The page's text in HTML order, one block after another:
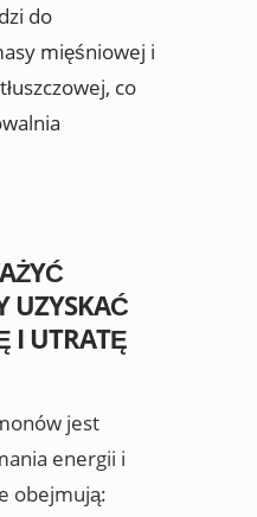
do
mięśniowej i
co
UZYSKAĆ
I UTRATĘ
jest
energii i
obejmują: